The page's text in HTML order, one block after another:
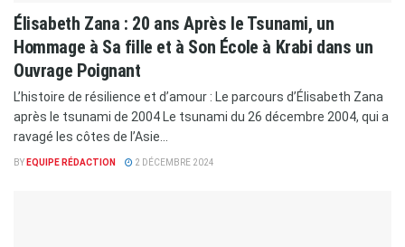
Élisabeth Zana : 20 ans Après le Tsunami, un
Hommage à Sa fille et à Son École à Krabi dans un
Ouvrage Poignant
L’histoire de résilience et d’amour : Le parcours d’Élisabeth Zana
après le tsunami de 2004 Le tsunami du 26 décembre 2004, qui a
ravagé les côtes de l’Asie...
BY EQUIPE RÉDACTION 2 DÉCEMBRE 2024